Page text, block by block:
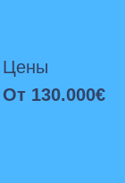
Цены
От 130.000€